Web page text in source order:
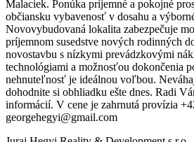
Malaciek. Ponúka príjemné a pokojné
občiansku vybavenosť v dosahu a
Novovybudovaná lokalita zabezpečuje
príjemnom susedstve nových rodinných
novostavbu s nízkymi prevádzkovými
technológiami a možnosťou dokončenia
nehnuteľnosť je ideálnou voľbou.
dohodnite si obhliadku ešte dnes. Radi
informácií. V cene je zahrnutá provízia
georgehegyi@gmail.com